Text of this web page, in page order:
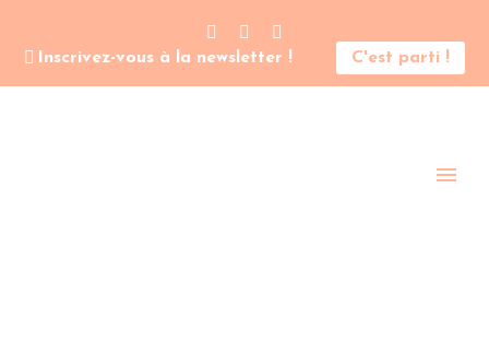
Inscrivez-vous à la newsletter ! C'est parti !